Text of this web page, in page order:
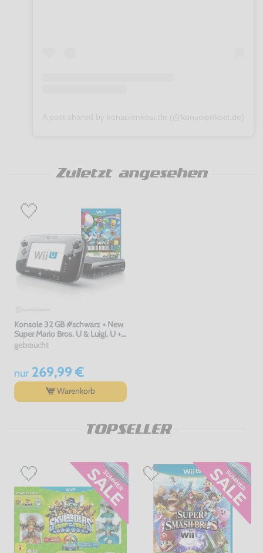
Zuletzt angesehen
Konsole 32 GB #schwarz + New
Super Mario Bros. U & Luigi. U +
Tablet + Zubehör
gebraucht
nur269,99 €
Warenkorb
TOPSELLER